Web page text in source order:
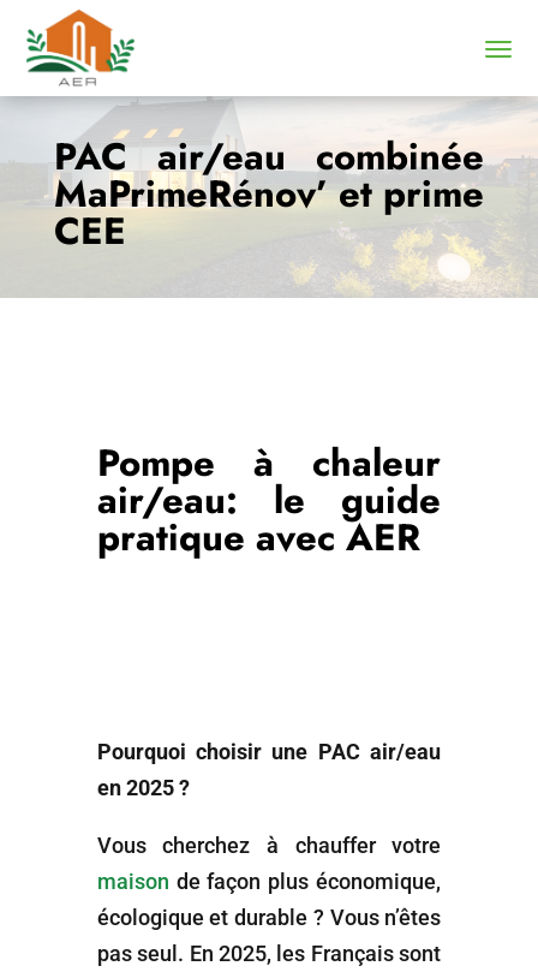
PAC air/eau combinée
MaPrimeRénov’ et prime
CEE
Pompe à chaleur
air/eau: le guide
pratique avec AER
Pourquoi choisir une PAC air/eau
en 2025 ?
Vous cherchez à chauffer votre
maison de façon plus économique,
écologique et durable ? Vous n’êtes
pas seul. En 2025, les Français sont